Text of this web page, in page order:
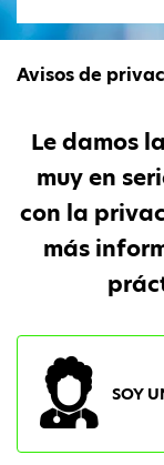
Avisos de
Le damos
muy en
con la
más
SOY